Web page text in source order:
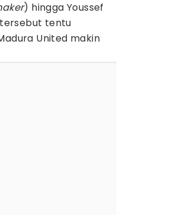
) hingga Youssef
tentu
United makin